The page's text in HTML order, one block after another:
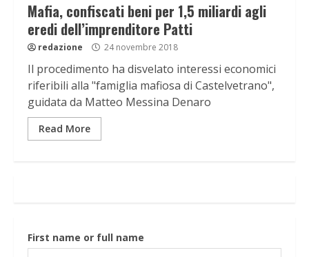
Mafia, confiscati beni per 1,5 miliardi agli
eredi dell’imprenditore Patti
redazione 24 novembre 2018
Il procedimento ha disvelato interessi economici
riferibili alla "famiglia mafiosa di Castelvetrano",
guidata da Matteo Messina Denaro
Read More
First name or full name